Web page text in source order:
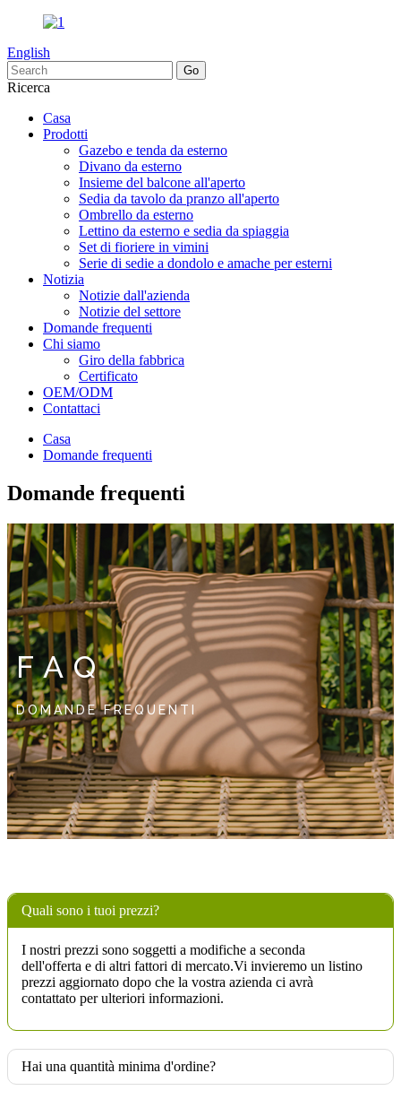
English
Ricerca
Casa
Prodotti
Gazebo e tenda da esterno
Divano da esterno
Insieme del balcone all'aperto
Sedia da tavolo da pranzo all'aperto
Ombrello da esterno
Lettino da esterno e sedia da spiaggia
Set di fioriere in vimini
Serie di sedie a dondolo e amache per esterni
Notizia
Notizie dall'azienda
Notizie del settore
Domande frequenti
Chi siamo
Giro della fabbrica
Certificato
OEM/ODM
Contattaci
Casa
Domande frequenti
Domande frequenti
FAQ
DOMANDE FREQUENTI
Quali sono i tuoi prezzi?
I nostri prezzi sono soggetti a modifiche a seconda
dell'offerta e di altri fattori di mercato.Vi invieremo un listino
prezzi aggiornato dopo che la vostra azienda ci avrà
contattato per ulteriori informazioni.
Hai una quantità minima d'ordine?